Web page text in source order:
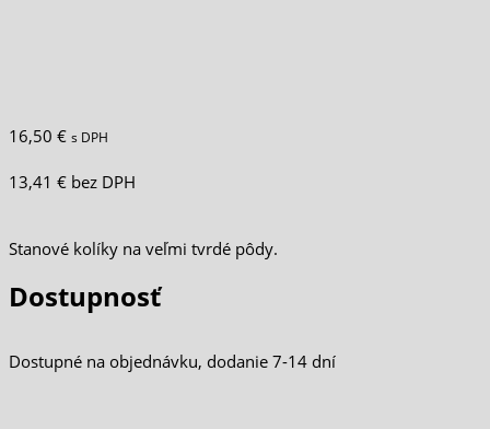
16,50 € s DPH
13,41 € bez DPH
Stanové kolíky na veľmi tvrdé pôdy.
Dostupnosť
Dostupné na objednávku, dodanie 7-14 dní